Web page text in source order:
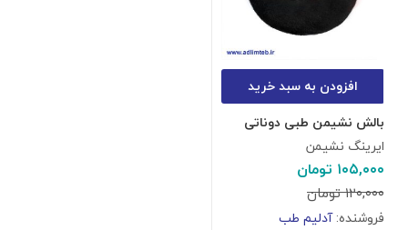
افزودن به سبد خرید
بالش نشیمن طبی دوناتی
ایرینگ نشیمن
۱۰۵,۰۰۰تومان
۱۲۰,۰۰۰تومان
فروشنده:آدلیم طب